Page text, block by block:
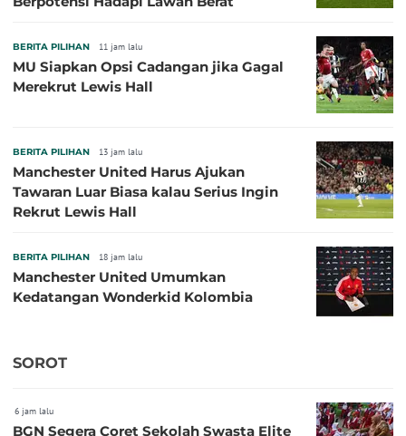
BERITA PILIHAN 11 jam lalu
MU Siapkan Opsi Cadangan jika Gagal
Merekrut Lewis Hall
BERITA PILIHAN 13 jam lalu
Manchester United Harus Ajukan
Tawaran Luar Biasa kalau Serius Ingin
Rekrut Lewis Hall
BERITA PILIHAN 18 jam lalu
Manchester United Umumkan
Kedatangan Wonderkid Kolombia
SOROT
6 jam lalu
BGN Segera Coret Sekolah Swasta Elite